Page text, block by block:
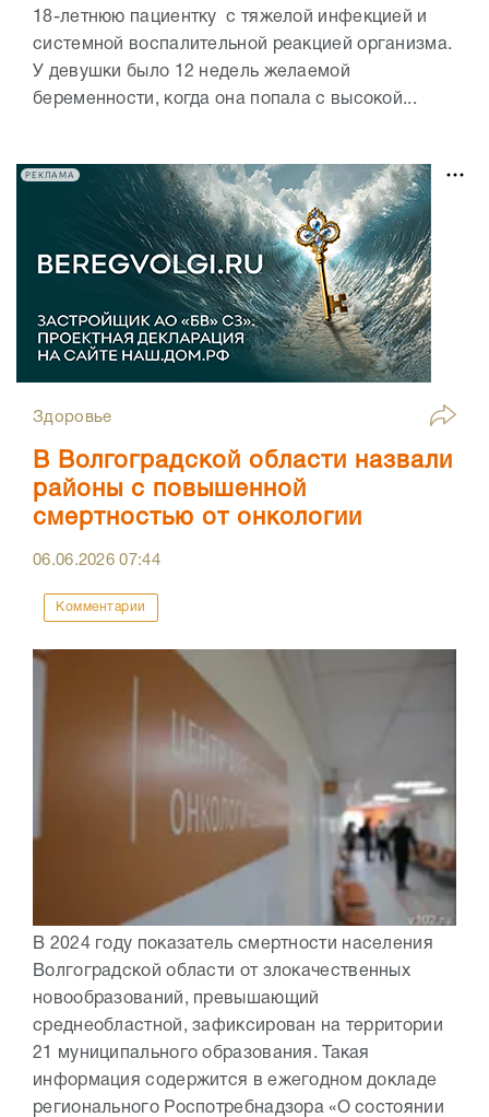
18-летнюю пациентку с тяжелой инфекцией и
системной воспалительной реакцией организма.
У девушки было 12 недель желаемой
беременности, когда она попала с высокой...
РЕКЛАМА
Здоровье
В Волгоградской области назвали
районы с повышенной
смертностью от онкологии
06.06.202607:44
Комментарии
В 2024 году показатель смертности населения
Волгоградской области от злокачественных
новообразований, превышающий
среднеобластной, зафиксирован на территории
21 муниципального образования. Такая
информация содержится в ежегодном докладе
регионального Роспотребнадзора «О состоянии